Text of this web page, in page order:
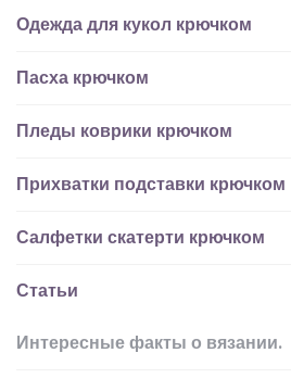
Одежда для кукол крючком
Пасха крючком
Пледы коврики крючком
Прихватки подставки крючком
Салфетки скатерти крючком
Статьи
Интересные факты о вязании.